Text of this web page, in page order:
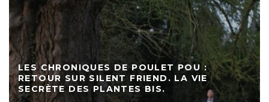
LES CHRONIQUES DE POULET POU :
RETOUR SUR SILENT FRIEND. LA VIE
SECRÈTE DES PLANTES BIS.